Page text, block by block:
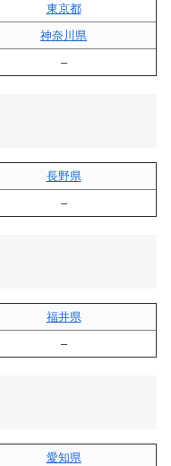
東京都
神奈川県
–
長野県
–
福井県
–
愛知県